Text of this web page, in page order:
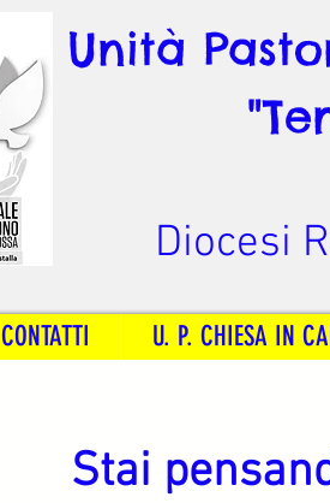
Unità
Diocesi
CONTATTI U. P. CHIESA IN
Stai